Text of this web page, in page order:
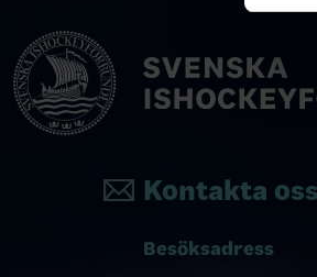
Kontakta oss
Besöksadress